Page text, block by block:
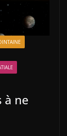
à ne